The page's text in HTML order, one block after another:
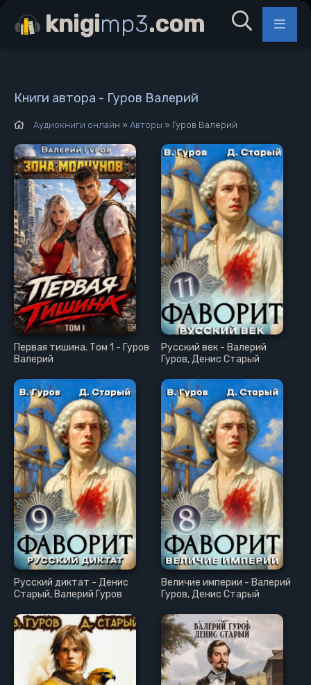
Книги автора - Гуров Валерий
Аудиокниги онлайн » Авторы » Гуров Валерий
Первая тишина. Том 1 - Гуров
Валерий
Русский век - Валерий
Гуров, Денис Старый
Русский диктат - Денис
Старый, Валерий Гуров
Величие империи - Валерий
Гуров, Денис Старый
knigimp3.com